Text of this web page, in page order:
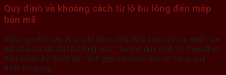
Quy định về khoảng cách từ lỗ bu lông đến mép
bản mã
Khoảng cách này là yếu tố then chốt đảm bảo tính ổn định của
kết cấu khi lắp đặt bu lông neo. Thường quy định tối thiểu theo
tiêu chuẩn kỹ thuật để tránh gãy mẻ hoặc nứt vỡ trong quá
trình sử dụng.